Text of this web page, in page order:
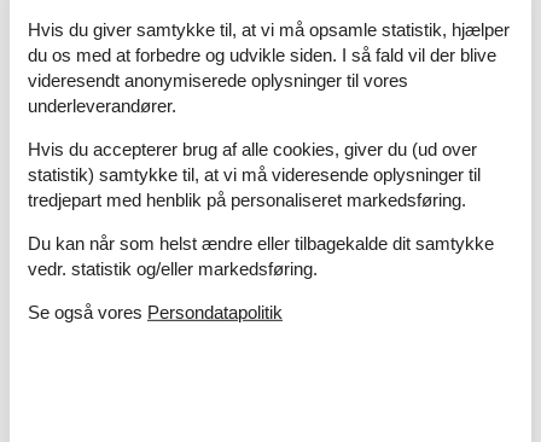
Hvis du giver samtykke til, at vi må opsamle statistik, hjælper
du os med at forbedre og udvikle siden. I så fald vil der blive
videresendt anonymiserede oplysninger til vores
underleverandører.
Hvis du accepterer brug af alle cookies, giver du (ud over
statistik) samtykke til, at vi må videresende oplysninger til
tredjepart med henblik på personaliseret markedsføring.
Du kan når som helst ændre eller tilbagekalde dit samtykke
vedr. statistik og/eller markedsføring.
Se også vores Persondatapolitik